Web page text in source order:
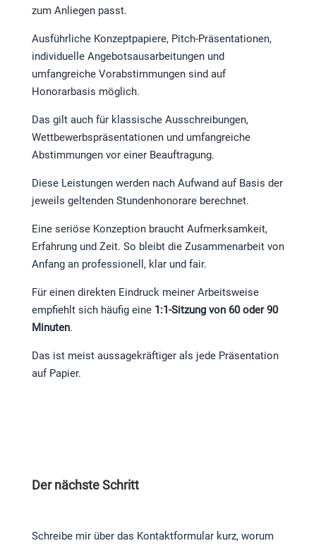
zum Anliegen passt.
Ausführliche Konzeptpapiere, Pitch-Präsentationen,
individuelle Angebotsausarbeitungen und
umfangreiche Vorabstimmungen sind auf
Honorarbasis möglich.
Das gilt auch für klassische Ausschreibungen,
Wettbewerbspräsentationen und umfangreiche
Abstimmungen vor einer Beauftragung.
Diese Leistungen werden nach Aufwand auf Basis der
jeweils geltenden Stundenhonorare berechnet.
Eine seriöse Konzeption braucht Aufmerksamkeit,
Erfahrung und Zeit. So bleibt die Zusammenarbeit von
Anfang an professionell, klar und fair.
Für einen direkten Eindruck meiner Arbeitsweise
empfiehlt sich häufig eine 1:1-Sitzung von 60 oder 90
Minuten.
Das ist meist aussagekräftiger als jede Präsentation
auf Papier.
Der nächste Schritt
Schreibe mir über das Kontaktformular kurz, worum